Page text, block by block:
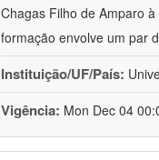
Chagas Filho de Amparo
formação envolve um par
Instituição/UF/País:
Vigência: Mon Dec 04